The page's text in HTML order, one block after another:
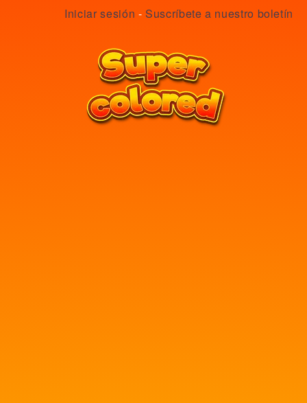
Iniciar sesión -Suscríbete a nuestro boletín